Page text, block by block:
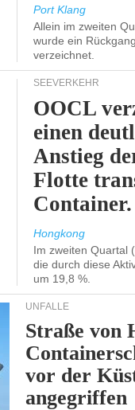
Port Klang
Allein im zweiten
wurde ein
verzeichnet.
SEEVERKEHR
OOCL
einen
Anstieg
Flotte
Container.
Hongkong
Im zweiten Quartal
die durch diese
um 19,8 %.
UNFÄLLE
Straße von
vor der
angegriffen